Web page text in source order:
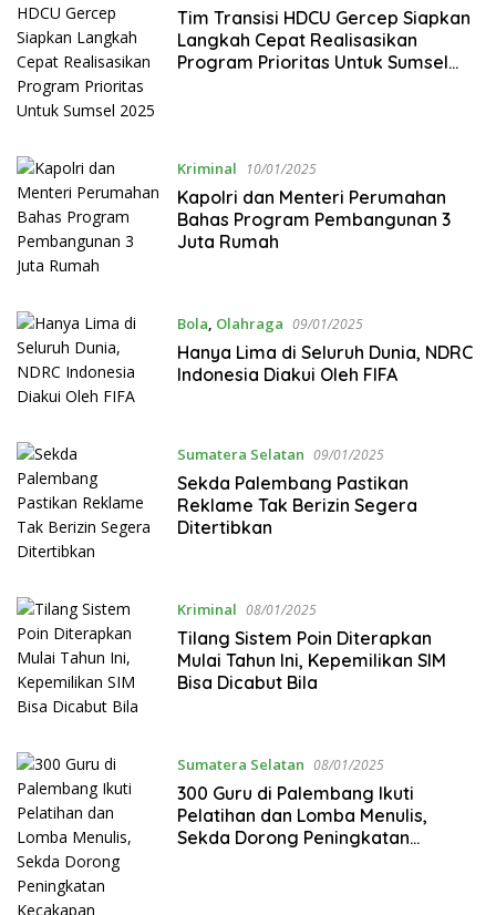
Tim Transisi HDCU Gercep Siapkan
Langkah Cepat Realisasikan
Program Prioritas Untuk Sumsel
Kriminal 10/01/2025
Kapolri dan Menteri Perumahan
Bahas Program Pembangunan 3
Juta Rumah
Bola, Olahraga 09/01/2025
Hanya Lima di Seluruh Dunia, NDRC
Indonesia Diakui Oleh FIFA
Sumatera Selatan 09/01/2025
Sekda Palembang Pastikan
Reklame Tak Berizin Segera
Ditertibkan
Kriminal 08/01/2025
Tilang Sistem Poin Diterapkan
Mulai Tahun Ini, Kepemilikan SIM
Bisa Dicabut Bila
Sumatera Selatan 08/01/2025
300 Guru di Palembang Ikuti
Pelatihan dan Lomba Menulis,
Sekda Dorong Peningkatan